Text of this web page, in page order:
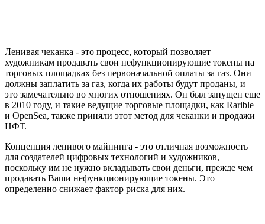
Ленивая чеканка - это процесс, который позволяет
художникам продавать свои нефункционирующие токены на
торговых площадках без первоначальной оплаты за газ. Они
должны заплатить за газ, когда их работы будут проданы, и
это замечательно во многих отношениях. Он был запущен еще
в 2010 году, и такие ведущие торговые площадки, как Rarible
и OpenSea, также приняли этот метод для чеканки и продажи
НФТ.
Концепция ленивого майнинга - это отличная возможность
для создателей цифровых технологий и художников,
поскольку им не нужно вкладывать свои деньги, прежде чем
продавать Ваши нефункционирующие токены. Это
определенно снижает фактор риска для них.